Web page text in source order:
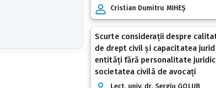
Cristian Dumitru MIHEȘ
Scurte considerații despre
de drept civil și capacitatea
entități fără personalitate
societatea civilă de avocați